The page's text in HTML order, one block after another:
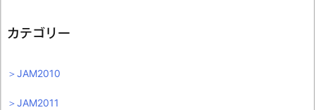
カテゴリー
＞JAM2010
＞JAM2011